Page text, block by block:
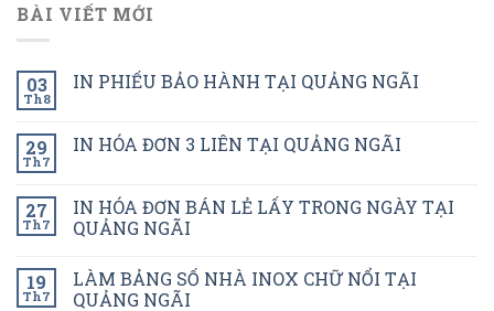
BÀI VIẾT MỚI
03
Th8
IN PHIẾU BẢO HÀNH TẠI QUẢNG NGÃI
29
Th7
IN HÓA ĐƠN 3 LIÊN TẠI QUẢNG NGÃI
27
Th7
IN HÓA ĐƠN BÁN LẺ LẤY TRONG NGÀY TẠI
QUẢNG NGÃI
19
Th7
LÀM BẢNG SỐ NHÀ INOX CHỮ NỔI TẠI
QUẢNG NGÃI